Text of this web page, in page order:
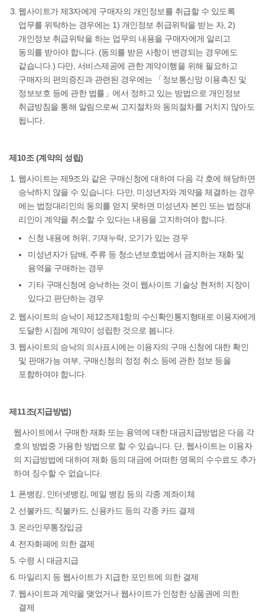
웹사이트가 제3자에게 구매자의 개인정보를 취급할 수 있도록
업무를 위탁하는 경우에는 1) 개인정보 취급위탁을 받는 자, 2)
개인정보 취급위탁을 하는 업무의 내용을 구매자에게 알리고
동의를 받아야 합니다. (동의를 받은 사항이 변경되는 경우에도
같습니다.) 다만, 서비스제공에 관한 계약이행을 위해 필요하고
구매자의 편의증진과 관련된 경우에는 「정보통신망 이용촉진 및
정보보호 등에 관한 법률」에서 정하고 있는 방법으로 개인정보
취급방침을 통해 알림으로써 고지절차와 동의절차를 거치지 않아도
됩니다.
제10조 (계약의 성립)
웹사이트는 제9조와 같은 구매신청에 대하여 다음 각 호에 해당하면
승낙하지 않을 수 있습니다. 다만, 미성년자와 계약을 체결하는 경우
에는 법정대리인의 동의를 얻지 못하면 미성년자 본인 또는 법정대
리인이 계약을 취소할 수 있다는 내용을 고지하여야 합니다.
신청 내용에 허위, 기재누락, 오기가 있는 경우
미성년자가 담배, 주류 등 청소년보호법에서 금지하는 재화 및
용역을 구매하는 경우
기타 구매신청에 승낙하는 것이 웹사이트 기술상 현저히 지장이
있다고 판단하는 경우
웹사이트의 승낙이 제12조제1항의 수신확인통지형태로 이용자에게
도달한 시점에 계약이 성립한 것으로 봅니다.
웹사이트의 승낙의 의사표시에는 이용자의 구매 신청에 대한 확인
및 판매가능 여부, 구매신청의 정정 취소 등에 관한 정보 등을
포함하여야 합니다.
제11조(지급방법)
웹사이트에서 구매한 재화 또는 용역에 대한 대금지급방법은 다음 각
호의 방법중 가용한 방법으로 할 수 있습니다. 단, 웹사이트는 이용자
의 지급방법에 대하여 재화 등의 대금에 어떠한 명목의 수수료도 추가
하여 징수할 수 없습니다.
폰뱅킹, 인터넷뱅킹, 메일 뱅킹 등의 각종 계좌이체
선불카드, 직불카드, 신용카드 등의 각종 카드 결제
온라인무통장입금
전자화폐에 의한 결제
수령 시 대금지급
마일리지 등 웹사이트가 지급한 포인트에 의한 결제
웹사이트과 계약을 맺었거나 웹사이트가 인정한 상품권에 의한
결제